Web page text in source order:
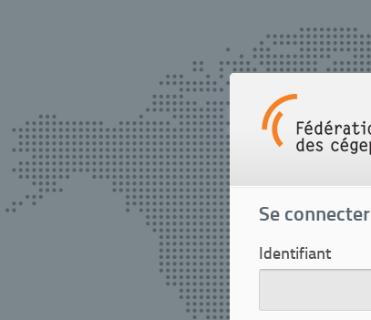
Se connecter
Identifiant